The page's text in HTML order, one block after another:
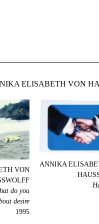
ELISABETH VON
ANNIKA
VON
do you
desire?
1995